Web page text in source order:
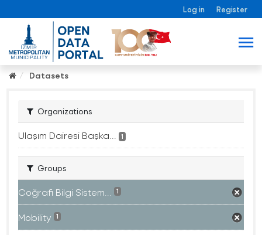
Log in Register
Datasets
Organizations
Ulaşım Dairesi Başka... 1
Groups
Coğrafi Bilgi Sistem... 1
Mobility 1